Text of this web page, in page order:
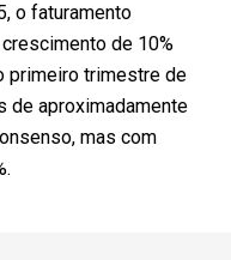
o faturamento
de 10%
primeiro trimestre de
de aproximadamente
mas com